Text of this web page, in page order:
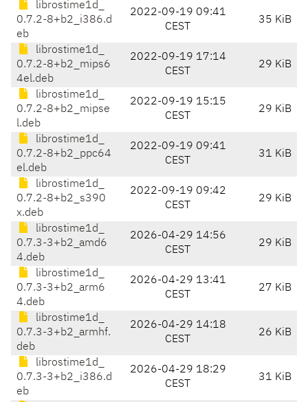
librostime1d_
0.7.2-8+b2_i386.d
eb
2022-09-19 09:41
CEST
35 KiB
librostime1d_
0.7.2-8+b2_mips6
4el.deb
2022-09-19 17:14
CEST
29 KiB
librostime1d_
0.7.2-8+b2_mipse
l.deb
2022-09-19 15:15
CEST
29 KiB
librostime1d_
0.7.2-8+b2_ppc64
el.deb
2022-09-19 09:41
CEST
31 KiB
librostime1d_
0.7.2-8+b2_s390
x.deb
2022-09-19 09:42
CEST
29 KiB
librostime1d_
0.7.3-3+b2_amd6
4.deb
2026-04-29 14:56
CEST
29 KiB
librostime1d_
0.7.3-3+b2_arm6
4.deb
2026-04-29 13:41
CEST
27 KiB
librostime1d_
0.7.3-3+b2_armhf.
deb
2026-04-29 14:18
CEST
26 KiB
librostime1d_
0.7.3-3+b2_i386.d
eb
2026-04-29 18:29
CEST
31 KiB